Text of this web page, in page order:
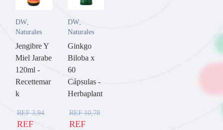
DW
Naturales
Jengibre Y
Miel Jarabe
120ml -
Recettemar
k
REF3,94
REF
DW,
Naturales
Ginkgo
Biloba x
60
Cápsulas -
Herbaplant
REF10,78
REF